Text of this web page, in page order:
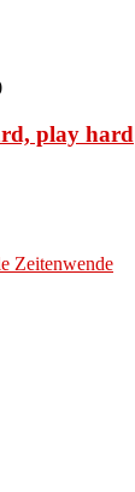
play hard
Zeitenwende